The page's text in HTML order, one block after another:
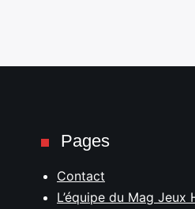
Pages
Contact
L’équipe du Mag Jeux